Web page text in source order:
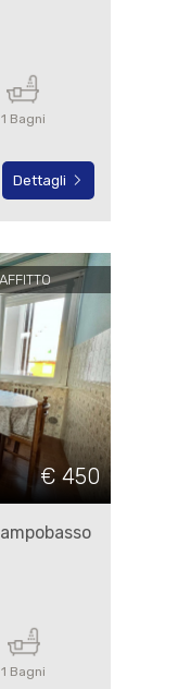
1 Bagni
Dettagli
€ 450
1 Bagni